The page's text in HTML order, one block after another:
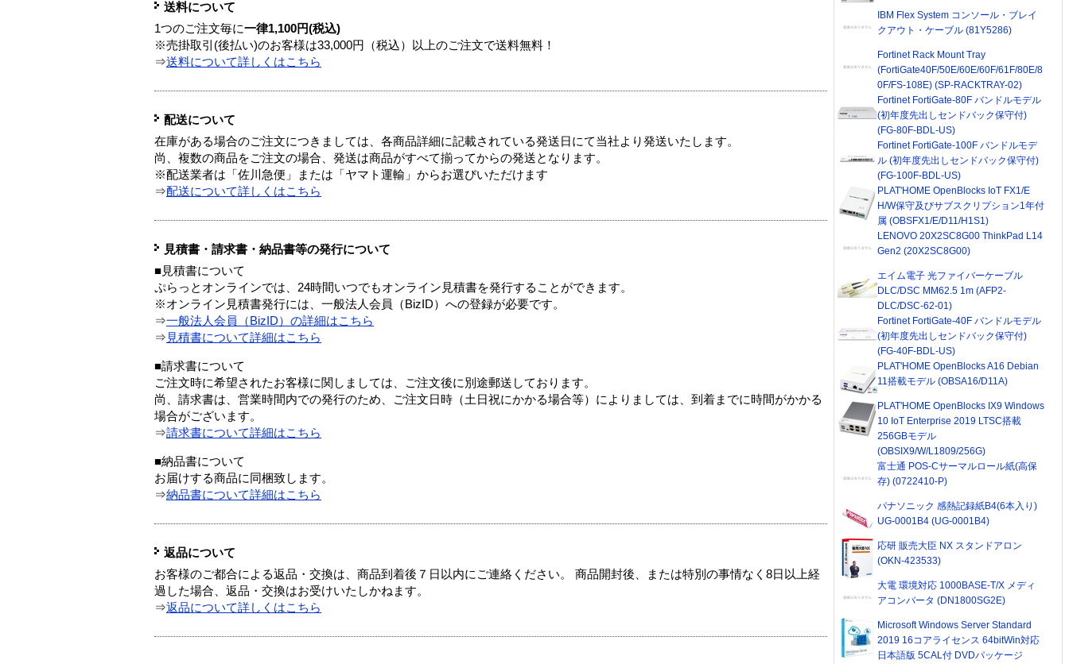
送料について
1つのご注文毎に一律1,100円(税込)
※売掛取引(後払い)のお客様は33,000円（税込）以上のご注文で送料無料！
⇒送料について詳しくはこちら
配送について
在庫がある場合のご注文につきましては、各商品詳細に記載されている発送日にて当社より発送いたします。
尚、複数の商品をご注文の場合、発送は商品がすべて揃ってからの発送となります。
※配送業者は「佐川急便」または「ヤマト運輸」からお選びいただけます
⇒配送について詳しくはこちら
見積書・請求書・納品書等の発行について
■見積書について
ぷらっとオンラインでは、24時間いつでもオンライン見積書を発行することができます。
※オンライン見積書発行には、一般法人会員（BizID）への登録が必要です。
⇒一般法人会員（BizID）の詳細はこちら
⇒ 見積書について詳細はこちら
■請求書について
ご注文時に希望されたお客様に関しましては、ご注文後に別途郵送しております。
尚、請求書は、営業時間内での発行のため、ご注文日時（土日祝にかかる場合等）によりましては、到着までに時間がかかる
場合がございます。
⇒請求書について詳細はこちら
■納品書について
お届けする商品に同梱致します。
⇒納品書について詳細はこちら
返品について
お客様のご都合による返品・交換は、商品到着後７日以内にご連絡ください。 商品開封後、または特別の事情なく8日以上経
過した場合、返品・交換はお受けいたしかねます。
⇒返品について詳しくはこちら
IBM Flex System コンソール・ブレイ
クアウト・ケーブル (81Y5286)
Fortinet Rack Mount Tray
(FortiGate40F/50E/60E/60F/61F/80E/8
0F/FS-108E) (SP-RACKTRAY-02)
Fortinet FortiGate-80F バンドルモデル
(初年度先出しセンドバック保守付)
(FG-80F-BDL-US)
Fortinet FortiGate-100F バンドルモデ
ル (初年度先出しセンドバック保守付)
(FG-100F-BDL-US)
PLAT'HOME OpenBlocks IoT FX1/E
H/W保守及びサブスクリプション1年付
属 (OBSFX1/E/D11/H1S1)
LENOVO 20X2SC8G00 ThinkPad L14
Gen2 (20X2SC8G00)
エイム電子 光ファイバーケーブル
DLC/DSC MM62.5 1m (AFP2-
DLC/DSC-62-01)
Fortinet FortiGate-40F バンドルモデル
(初年度先出しセンドバック保守付)
(FG-40F-BDL-US)
PLAT'HOME OpenBlocks A16 Debian
11搭載モデル (OBSA16/D11A)
PLAT'HOME OpenBlocks IX9 Windows
10 IoT Enterprise 2019 LTSC搭載
256GBモデル
(OBSIX9/W/L1809/256G)
富士通 POS-Cサーマルロール紙(高保
存) (0722410-P)
パナソニック 感熱記録紙B4(6本入り)
UG-0001B4 (UG-0001B4)
応研 販売大臣 NX スタンドアロン
(OKN-423533)
大電 環境対応 1000BASE-T/X メディ
アコンバータ (DN1800SG2E)
Microsoft Windows Server Standard
2019 16コアライセンス 64bitWin対応
日本語版 5CAL付 DVDパッケージ